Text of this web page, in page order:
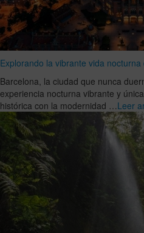
Explorando la vibrante vida nocturna
Barcelona, la ciudad que nunca
experiencia nocturna vibrante y
histórica con la modernidad …Leer